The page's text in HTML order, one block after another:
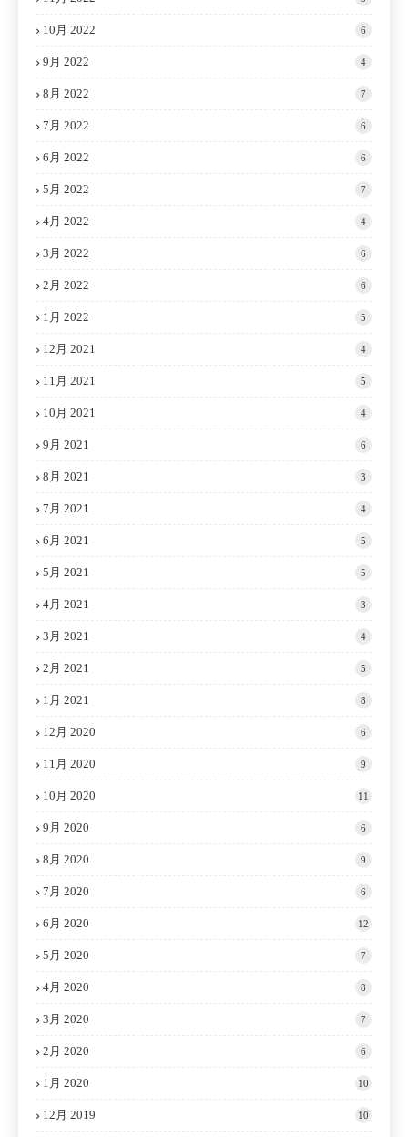
10月 2022 6
9月 2022 4
8月 2022 7
7月 2022 6
6月 2022 6
5月 2022 7
4月 2022 4
3月 2022 6
2月 2022 6
1月 2022 5
12月 2021 4
11月 2021 5
10月 2021 4
9月 2021 6
8月 2021 3
7月 2021 4
6月 2021 5
5月 2021 5
4月 2021 3
3月 2021 4
2月 2021 5
1月 2021 8
12月 2020 6
11月 2020 9
10月 2020 11
9月 2020 6
8月 2020 9
7月 2020 6
6月 2020 12
5月 2020 7
4月 2020 8
3月 2020 7
2月 2020 6
1月 2020 10
12月 2019 10